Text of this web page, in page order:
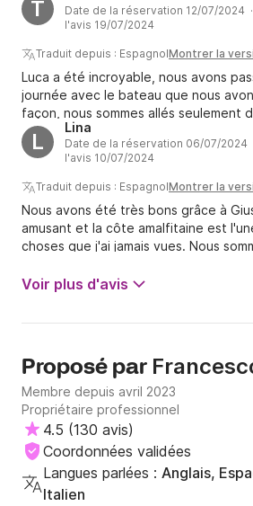
T
Date de la réservation 12/07/2024
l'avis 19/07/2024
Traduit depuis : EspagnolMontrer la
Luca a été incroyable, nous avons
journée avec le bateau que nous
façon, nous sommes allés seulement
à Capri - nous n'avons pas fait le tour
avons quand même dû payer 250 €
était beaucoup pour moi pour faire le
L
Lina
Date de la réservation 06/07/2024
l'avis 10/07/2024
Traduit depuis : EspagnolMontrer la
Nous avons été très bons grâce à
amusant et la côte amalfitaine est
choses que j'ai jamais vues. Nous
reviendrons à coup sûr et nous
Voir plus d'avis
Proposé par
Membre depuis avril 2023
Propriétaire professionnel
4.5 (130 avis)
Coordonnées validées
Langues parlées : Anglais,
Italien